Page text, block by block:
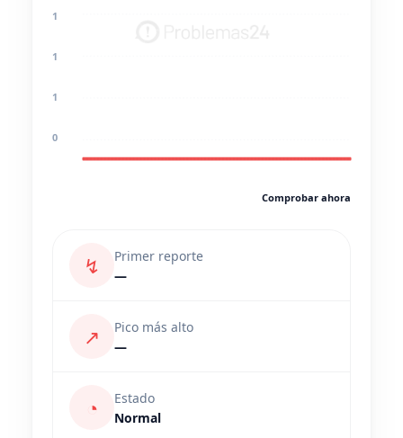
1
1
1
0
Comprobar ahora
↯
Primer reporte
—
↗
Pico más alto
—
◔
Estado
Normal